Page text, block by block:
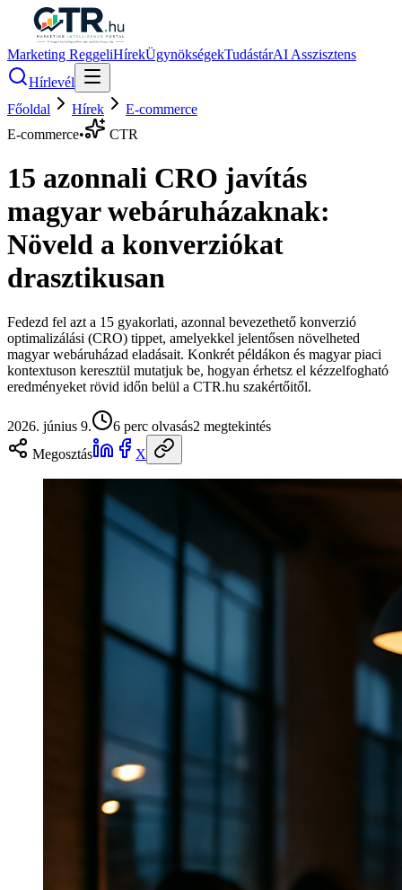
Marketing ReggeliHírekÜgynökségekTudástárAI Asszisztens
Hírlevél
Főoldal
Hírek
E-commerce
E-commerce• CTR
15 azonnali CRO javítás
magyar webáruházaknak:
Növeld a konverziókat
drasztikusan
Fedezd fel azt a 15 gyakorlati, azonnal bevezethető konverzió
optimalizálási (CRO) tippet, amelyekkel jelentősen növelheted
magyar webáruházad eladásait. Konkrét példákon és magyar piaci
kontextuson keresztül mutatjuk be, hogyan érhetsz el kézzelfogható
eredményeket rövid időn belül a CTR.hu szakértőitől.
2026. június 9. 6 perc olvasás2 megtekintés
Megosztás
X